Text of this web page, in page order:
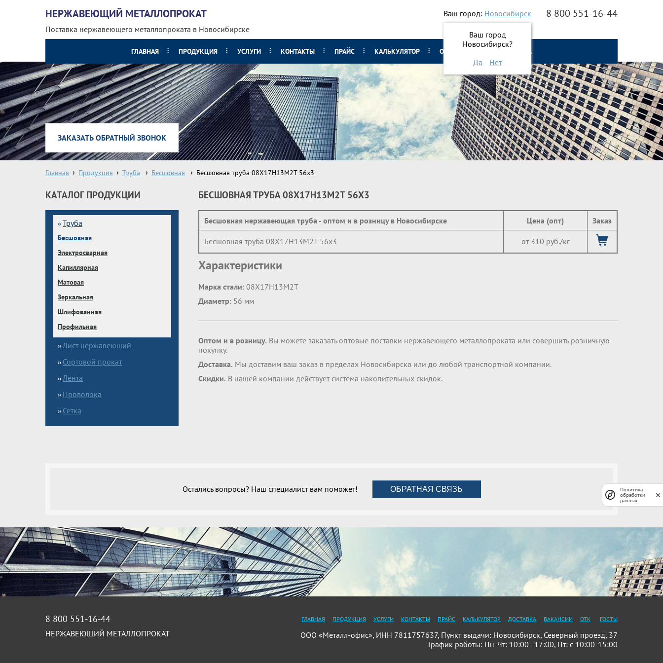
НЕРЖАВЕЮЩИЙ МЕТАЛЛОПРОКАТ
Поставка нержавеющего металлопроката в Новосибирске
Ваш город: Новосибирск
Ваш город
Новосибирск?
Да
Нет
8 800 551-16-44
ГЛАВНАЯ ПРОДУКЦИЯ УСЛУГИ КОНТАКТЫ ПРАЙС КАЛЬКУЛЯТОР О НАС ОНЛАЙН ЗАЯВКА
ЗАКАЗАТЬ ОБРАТНЫЙ ЗВОНОК
Главная Продукция Труба Бесшовная Бесшовная труба 08Х17Н13М2Т 56х3
КАТАЛОГ ПРОДУКЦИИ
Труба
Бесшовная
Электросварная
Капиллярная
Матовая
Зеркальная
Шлифованная
Профильная
Лист нержавеющий
Сортовой прокат
Лента
Проволока
Сетка
БЕСШОВНАЯ ТРУБА 08Х17Н13М2Т 56Х3
Бесшовная нержавеющая труба - оптом и в розницу в Новосибирске Цена (опт) Заказ
Бесшовная труба 08Х17Н13М2Т 56х3 от 310 руб./кг
Характеристики
Марка стали: 08Х17Н13М2Т
Диаметр: 56 мм
Оптом и в розницу. Вы можете заказать оптовые поставки нержавеющего металлопроката или совершить розничную
покупку.
Доставка. Мы доставим ваш заказ в пределах Новосибирска или до любой транспортной компании.
Скидки. В нашей компании действует система накопительных скидок.
Остались вопросы? Наш специалист вам поможет! ОБРАТНАЯ СВЯЗЬ
8 800 551-16-44
НЕРЖАВЕЮЩИЙ МЕТАЛЛОПРОКАТ
ГЛАВНАЯ ПРОДУКЦИЯ УСЛУГИ КОНТАКТЫ ПРАЙС КАЛЬКУЛЯТОР ДОСТАВКА ВАКАНСИИ ОТК ГОСТЫ
ООО «Металл-офис», ИНН 7811757637, Пункт выдачи: Новосибирск, Северный проезд, 37
График работы: Пн-Чт: 10:00–17:00, Пт: с 10:00-15:00
Политика
обработки
данных